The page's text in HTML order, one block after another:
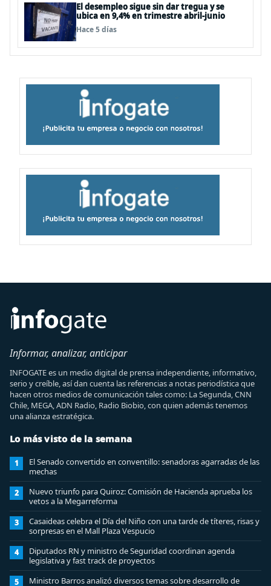
El desempleo sigue sin dar tregua y se
ubica en 9,4% en trimestre abril-junio
Hace 5 días
Informar, analizar, anticipar
INFOGATE es un medio digital de prensa independiente, informativo,
serio y creíble, así dan cuenta las referencias a notas periodística que
hacen otros medios de comunicación tales como: La Segunda, CNN
Chile, MEGA, ADN Radio, Radio Biobio, con quien además tenemos
una alianza estratégica.
Lo más visto de la semana
1
El Senado convertido en conventillo: senadoras agarradas de las
mechas
2
Nuevo triunfo para Quiroz: Comisión de Hacienda aprueba los
vetos a la Megarreforma
3
Casaideas celebra el Día del Niño con una tarde de títeres, risas y
sorpresas en el Mall Plaza Vespucio
4
Diputados RN y ministro de Seguridad coordinan agenda
legislativa y fast track de proyectos
5
Ministro Barros analizó diversos temas sobre desarrollo de